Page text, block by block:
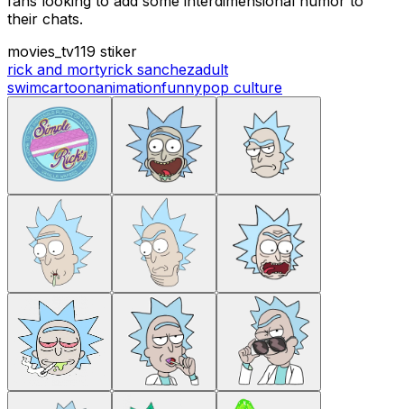
their chats.
movies_tv119 stiker
rick and mortyrick sanchezadult
swimcartoonanimationfunnypop culture